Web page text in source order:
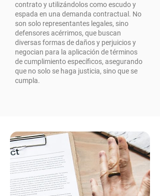
contrato y utilizándolos como escudo y
espada en una demanda contractual. No
son solo representantes legales, sino
defensores acérrimos, que buscan
diversas formas de daños y perjuicios y
negocian para la aplicación de términos
de cumplimiento específicos, asegurando
que no solo se haga justicia, sino que se
cumpla.